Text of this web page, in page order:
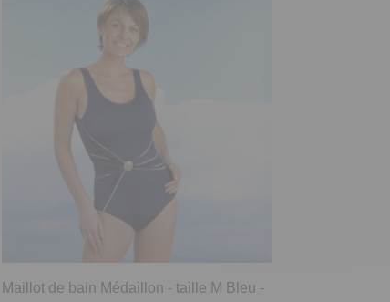
Maillot de bain Médaillon - taille M Bleu -